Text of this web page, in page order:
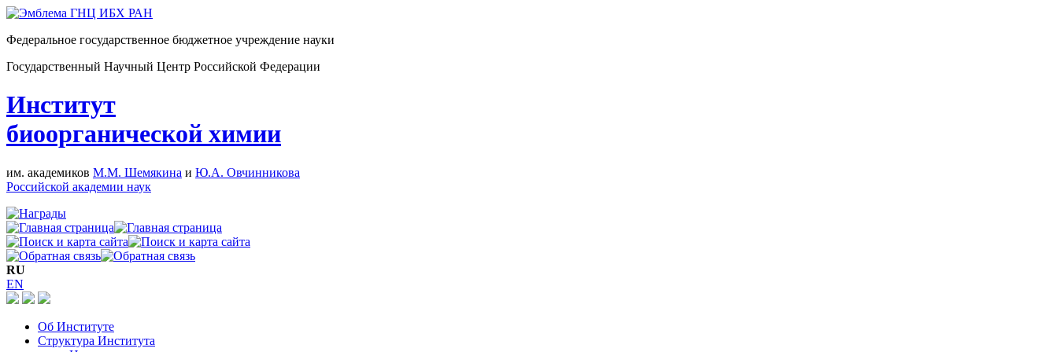
Федеральное государственное бюджетное учреждение науки
Государственный Научный Центр Российской Федерации
Институт
биоорганической химии
им. академиков М.М. Шемякина и Ю.А. Овчинникова
Российской академии наук
RU
EN
Об Институте
Структура Института